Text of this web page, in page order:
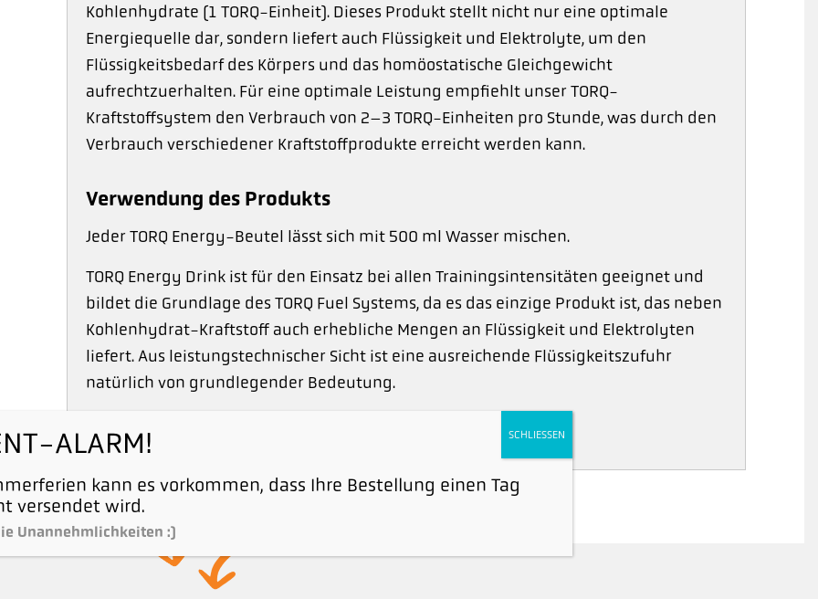
Kohlenhydrate (1 TORQ-Einheit). Dieses Produkt stellt nicht nur eine optimale
Energiequelle dar, sondern liefert auch Flüssigkeit und Elektrolyte, um den
Flüssigkeitsbedarf des Körpers und das homöostatische Gleichgewicht
aufrechtzuerhalten. Für eine optimale Leistung empfiehlt unser TORQ-
Kraftstoffsystem den Verbrauch von 2–3 TORQ-Einheiten pro Stunde, was durch den
Verbrauch verschiedener Kraftstoffprodukte erreicht werden kann.
Verwendung des Produkts
Jeder TORQ Energy-Beutel lässt sich mit 500 ml Wasser mischen.
TORQ Energy Drink ist für den Einsatz bei allen Trainingsintensitäten geeignet und
bildet die Grundlage des TORQ Fuel Systems, da es das einzige Produkt ist, das neben
Kohlenhydrat-Kraftstoff auch erhebliche Mengen an Flüssigkeit und Elektrolyten
liefert. Aus leistungstechnischer Sicht ist eine ausreichende Flüssigkeitszufuhr
natürlich von grundlegender Bedeutung.
ALARM!
kann es vorkommen, dass Ihre Bestellung einen Tag
versendet wird.
Unannehmlichkeiten :)
SCHLIESSEN